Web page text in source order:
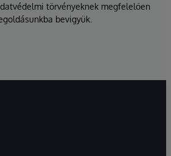
törvényeknek megfelelően
bevigyük.